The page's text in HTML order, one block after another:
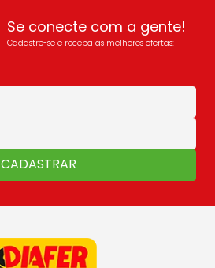
Se conecte com a gente!
Cadastre-se e receba as melhores ofertas:
CADASTRAR